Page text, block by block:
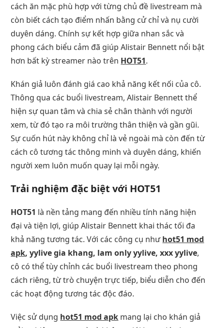
cách ăn mặc phù hợp với từng chủ đề livestream mà
còn biết cách tạo điểm nhấn bằng cử chỉ và nụ cười
duyên dáng. Chính sự kết hợp giữa nhan sắc và
phong cách biểu cảm đã giúp Alistair Bennett nổi bật
hơn bất kỳ streamer nào trên HOT51.
Khán giả luôn đánh giá cao khả năng kết nối của cô.
Thông qua các buổi livestream, Alistair Bennett thể
hiện sự quan tâm và chia sẻ chân thành với người
xem, từ đó tạo ra môi trường thân thiện và gần gũi.
Sự cuốn hút này không chỉ là vẻ ngoài mà còn đến từ
cách cô tương tác thông minh và duyên dáng, khiến
người xem luôn muốn quay lại mỗi ngày.
Trải nghiệm đặc biệt với HOT51
HOT51 là nền tảng mang đến nhiều tính năng hiện
đại và tiện lợi, giúp Alistair Bennett khai thác tối đa
khả năng tương tác. Với các công cụ nhưhot51 mod
apk, yylive gia khang, lam only yylive, xxx yylive,
cô có thể tùy chỉnh các buổi livestream theo phong
cách riêng, từ trò chuyện trực tiếp, biểu diễn cho đến
các hoạt động tương tác độc đáo.
Việc sử dụng hot51 mod apk mang lại cho khán giả